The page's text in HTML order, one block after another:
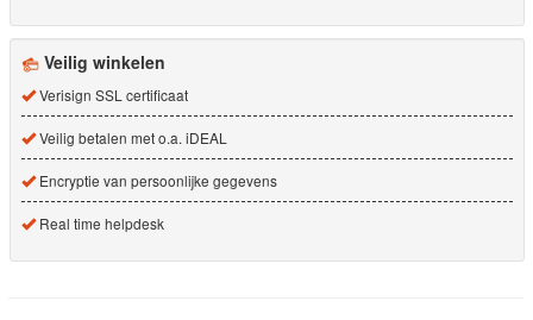
Veilig winkelen
Verisign SSL certificaat
Veilig betalen met o.a. iDEAL
Encryptie van persoonlijke gegevens
Real time helpdesk